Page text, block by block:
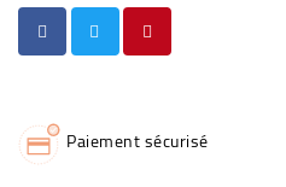
Paiement sécurisé